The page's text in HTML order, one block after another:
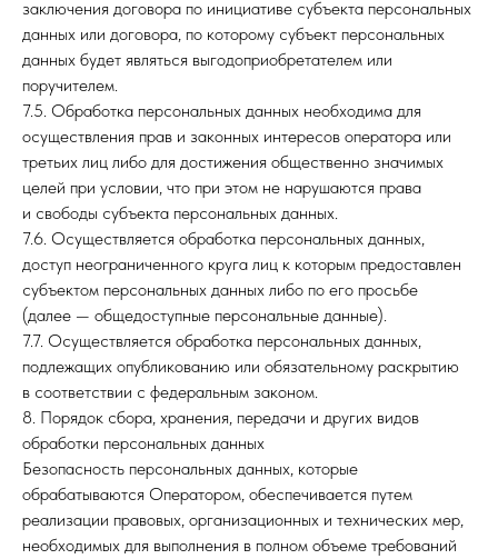
заключения договора по инициативе субъекта персональных
данных или договора, по которому субъект персональных
данных будет являться выгодоприобретателем или
поручителем.
7.5. Обработка персональных данных необходима для
осуществления прав и законных интересов оператора или
третьих лиц либо для достижения общественно значимых
целей при условии, что при этом не нарушаются права
и свободы субъекта персональных данных.
7.6. Осуществляется обработка персональных данных,
доступ неограниченного круга лиц к которым предоставлен
субъектом персональных данных либо по его просьбе
(далее — общедоступные персональные данные).
7.7. Осуществляется обработка персональных данных,
подлежащих опубликованию или обязательному раскрытию
в соответствии с федеральным законом.
8. Порядок сбора, хранения, передачи и других видов
обработки персональных данных
Безопасность персональных данных, которые
обрабатываются Оператором, обеспечивается путем
реализации правовых, организационных и технических мер,
необходимых для выполнения в полном объеме требований